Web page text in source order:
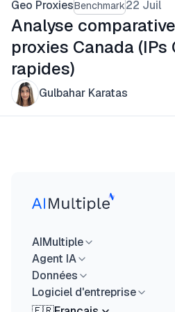
Geo ProxiesBenchmark22 Juil
Analyse
proxies Canada (IPs
rapides)
Gulbahar Karatas
AIMultiple
Agent IA
Données
Logiciel d'entreprise